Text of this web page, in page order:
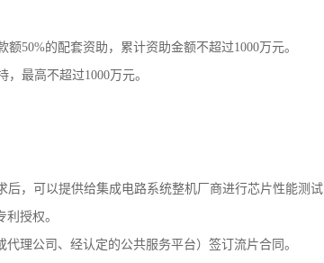
50%的配套资助，累计资助金额不超过1000万元。
最高不超过1000万元。
后，可以提供给集成电路系统整机厂商进行芯片性能测试
授权。
理公司、经认定的公共服务平台）签订流片合同。